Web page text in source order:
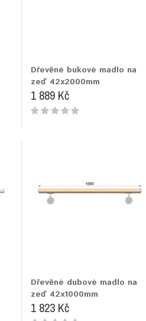
Dřevěné bukové madlo na
zeď 42x2000mm
1 889 Kč
Dřevěné dubové madlo na
zeď 42x1000mm
1 823 Kč